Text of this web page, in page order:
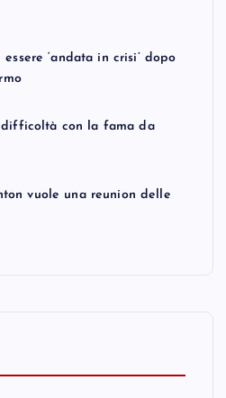
‘andata in crisi’ dopo
difficoltà con la fama da
vuole una reunion delle